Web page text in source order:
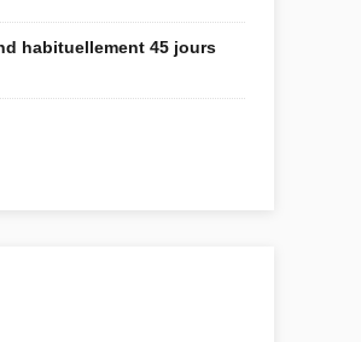
habituellement 45 jours